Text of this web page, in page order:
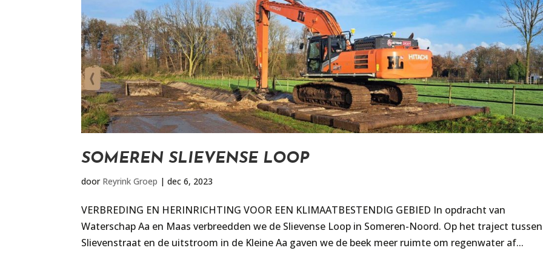
SOMEREN SLIEVENSE LOOP
door Reyrink Groep |dec 6, 2023
VERBREDING EN HERINRICHTING VOOR EEN KLIMAATBESTENDIG GEBIED In opdracht van
Waterschap Aa en Maas verbreedden we de Slievense Loop in Someren-Noord. Op het traject
Slievenstraat en de uitstroom in de Kleine Aa gaven we de beek meer ruimte om regenwater af...